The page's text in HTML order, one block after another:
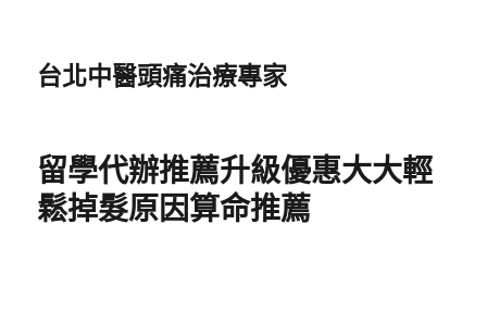
台北中醫頭痛治療專家
留學代辦推薦升級優惠大大輕
鬆掉髮原因算命推薦